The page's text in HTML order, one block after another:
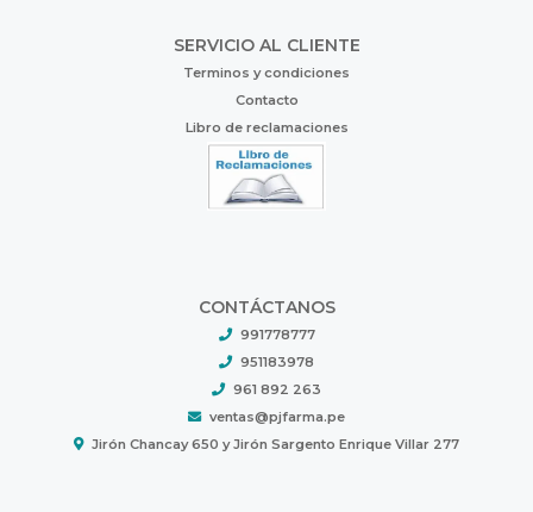
SERVICIO AL CLIENTE
Terminos y condiciones
Contacto
Libro de reclamaciones
CONTÁCTANOS
991778777
951183978
961 892 263
ventas@pjfarma.pe
Jirón Chancay 650 y Jirón Sargento Enrique Villar 277